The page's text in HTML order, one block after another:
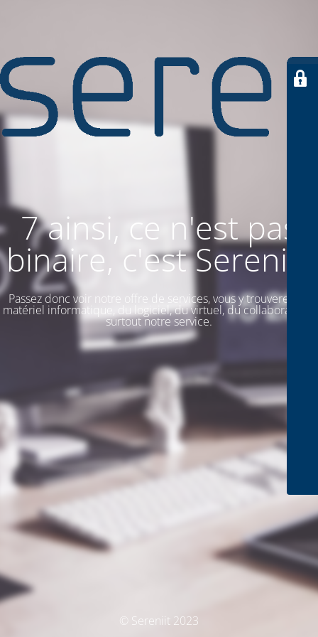
7 ainsi, ce n'est pas
binaire, c'est SereniiT
Passez donc voir notre offre de services, vous y trouverez du
matériel informatique, du logiciel, du virtuel, du collaboratif. Et
surtout notre service.
© Sereniit 2023